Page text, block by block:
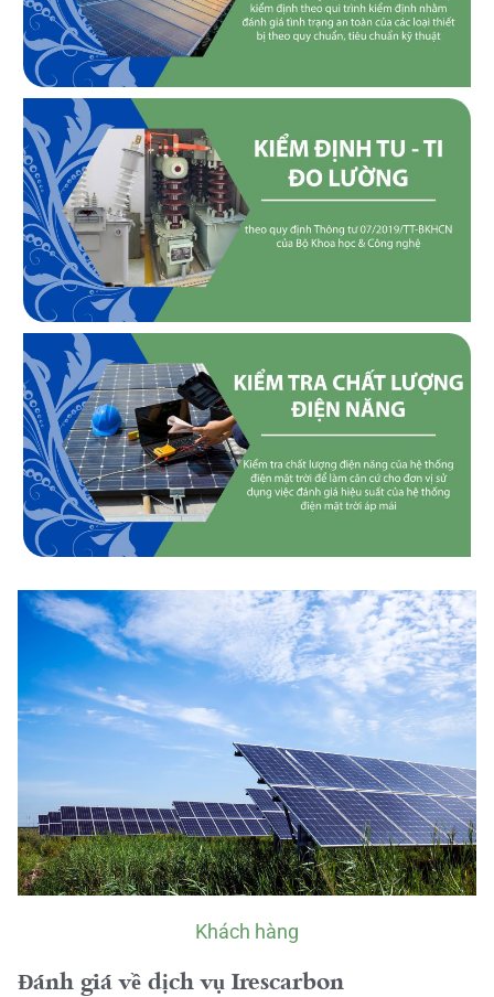
Khách hàng
Đánh giá về dịch vụ Irescarbon